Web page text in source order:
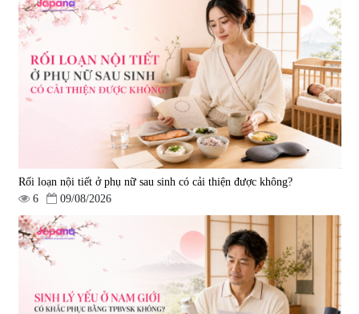
Viên uống bổ não Ribeto Shoji
Ichoha Ekisu Plus - 90 viên
57.920
1.450.000 đ
Viên nang uống cải thiện thị lực,
trí nhớ DHA + EPA + Flaxseed
Oil 30 viên/gói - Date 02/2027
|52.346
225.000 đ
Tẩy tế bào chết Nichiei Bussan
Nano NMN+ Peeling Gel
1.490.000 đ
Viên uống hỗ trợ bền thành
mạch, ngừa tai biến Elastin Plus
& Nattokinase Hokoen 80 viên
|0
980.000 đ
Rối loạn nội tiết ở phụ nữ sau sinh có cải thiện được không?
6
09/08/2026